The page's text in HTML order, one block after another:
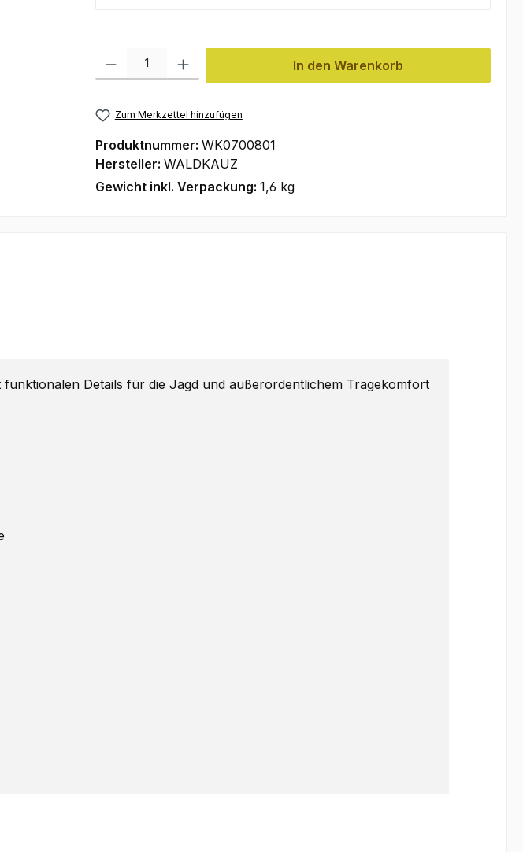
Produkt Anzahl: Gib den gewünschten Wert ein oder benutze die Schaltflächen
In den Warenkorb
Zum Merkzettel hinzufügen
Produktnummer: WK0700801
Hersteller: WALDKAUZ
Gewicht inkl. Verpackung: 1,6 kg
Details für die Jagd und außerordentlichem Tragekomfort